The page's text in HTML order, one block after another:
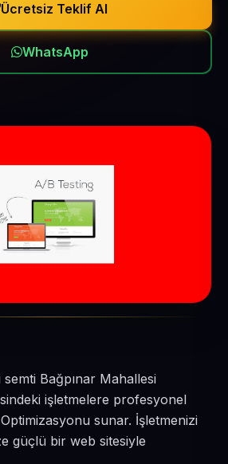
Ücretsiz Teklif Al
WhatsApp
semti Bağpınar Mahallesi
işletmelere profesyonel
sunar. İşletmenizi
güçlü bir web sitesiyle